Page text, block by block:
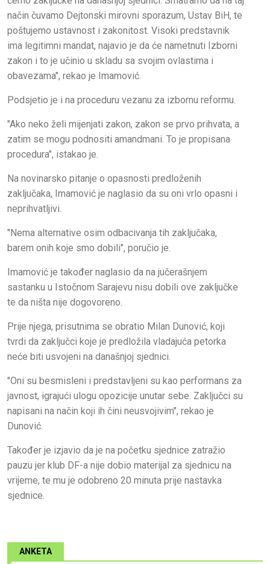
način čuvamo Dejtonski mirovni sporazum, Ustav BiH, te
poštujemo ustavnost i zakonitost. Visoki predstavnik
ima legitimni mandat, najavio je da će nametnuti Izborni
zakon i to je učinio u skladu sa svojim ovlastima i
obavezama", rekao je Imamović.
Podsjetio je i na proceduru vezanu za izbornu reformu.
"Ako neko želi mijenjati zakon, zakon se prvo prihvata, a
zatim se mogu podnositi amandmani. To je propisana
procedura", istakao je.
Na novinarsko pitanje o opasnosti predloženih
zaključaka, Imamović je naglasio da su oni vrlo opasni i
neprihvatljivi.
"Nema alternative osim odbacivanja tih zaključaka,
barem onih koje smo dobili", poručio je.
Imamović je također naglasio da na jučerašnjem
sastanku u Istočnom Sarajevu nisu dobili ove zaključke
te da ništa nije dogovoreno.
Prije njega, prisutnima se obratio Milan Dunović, koji
tvrdi da zaključci koje je predložila vladajuća petorka
neće biti usvojeni na današnjoj sjednici.
"Oni su besmisleni i predstavljeni su kao performans za
javnost, igrajući ulogu opozicije unutar sebe. Zaključci su
napisani na način koji ih čini neusvojivim", rekao je
Dunović.
Također je izjavio da je na početku sjednice zatražio
pauzu jer klub DF-a nije dobio materijal za sjednicu na
vrijeme, te mu je odobreno 20 minuta prije nastavka
sjednice.
ANKETA